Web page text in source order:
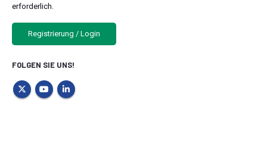
erforderlich.
Registrierung / Login
FOLGEN SIE UNS!